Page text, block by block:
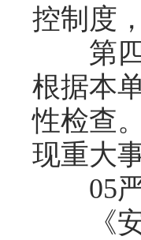
控制度
第四
根据本
性检查
现重大
05严
《安